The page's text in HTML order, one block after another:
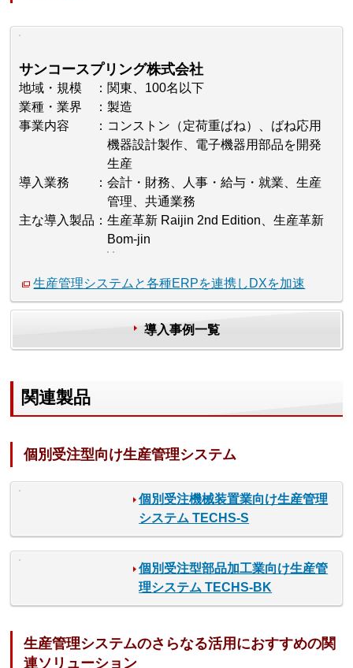
サンコースプリング株式会社
地域・規模
関東、100名以下
業種・業界
製造
事業内容
コンストン（定荷重ばね）、ばね応用
機器設計製作、電子機器用部品を開発
生産
導入業務
会計・財務、人事・給与・就業、生産
管理、共通業務
主な導入製品
生産革新 Raijin 2nd Edition、生産革新
Bom-jin
生産管理システムと各種ERPを連携しDXを加速
導入事例一覧
関連製品
個別受注型向け生産管理システム
個別受注機械装置業向け生産管理
システム TECHS-S
個別受注型部品加工業向け生産管
理システム TECHS-BK
生産管理システムのさらなる活用におすすめの関
連ソリューション